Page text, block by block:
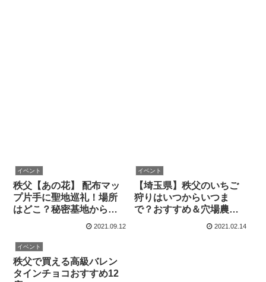
イベント
秩父【あの花】 配布マッ
プ片手に聖地巡礼！場所
はどこ？秘密基地から秩
父橋までご紹介します
2021.09.12
イベント
【埼玉県】秩父のいちご
狩りはいつからいつま
で？おすすめ＆穴場農園
20選！あまりん～やよい
2021.02.14
イベント
秩父で買える高級バレン
タインチョコおすすめ12